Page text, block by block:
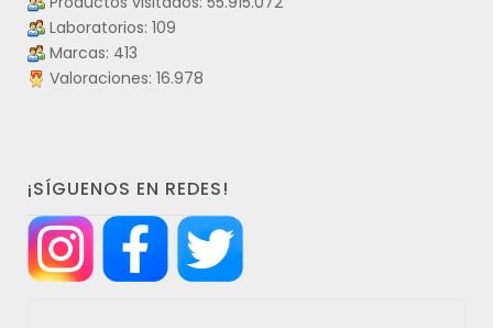
Laboratorios: 109
Marcas: 413
Valoraciones: 16.978
¡SÍGUENOS EN REDES!